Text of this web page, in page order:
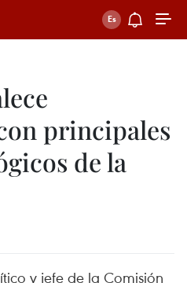
principales
de la
y jefe de la Comisión